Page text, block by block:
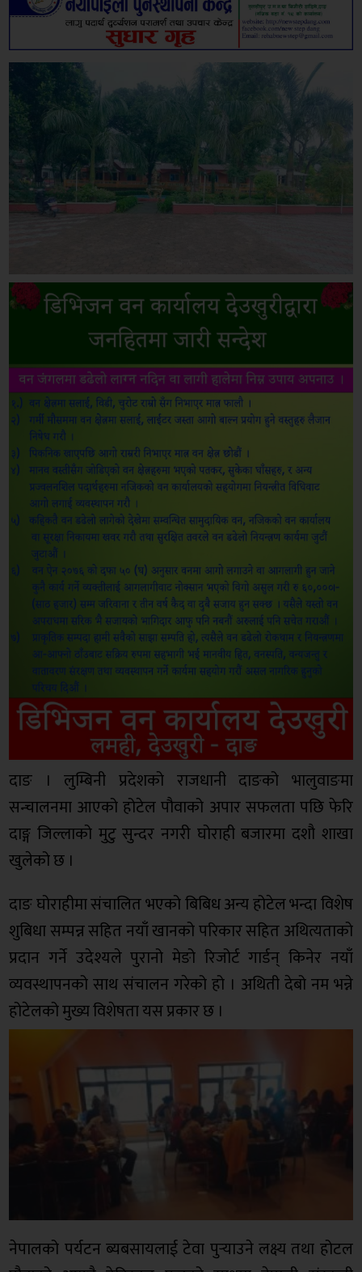
दाङ । लुम्बिनी प्रदेशको राजधानी दाङको भालुवाङमा
सन्चालनमा आएको होटेल पौवाको अपार सफलता पछि फेरि
दाङ्ग जिल्लाको मुटु सुन्दर नगरी घोराही बजारमा दशौ शाखा
खुलेको छ ।
दाङ घोराहीमा संचालित भएको बिबिध अन्य होटेल भन्दा विशेष
शुबिधा सम्पन्न सहित नयाँ खानको परिकार सहित अथित्यताको
प्रदान गर्ने उदेश्यले पुरानो मेङो रिजोर्ट गार्डन् किनेर नयाँ
व्यवस्थापनको साथ संचालन गरेको हो । अथिती देबो नम भन्ने
होटेलको मुख्य विशेषता यस प्रकार छ ।
नेपालको पर्यटन ब्यबसायलाई टेवा पुर्‍याउने लक्ष्य तथा होटल